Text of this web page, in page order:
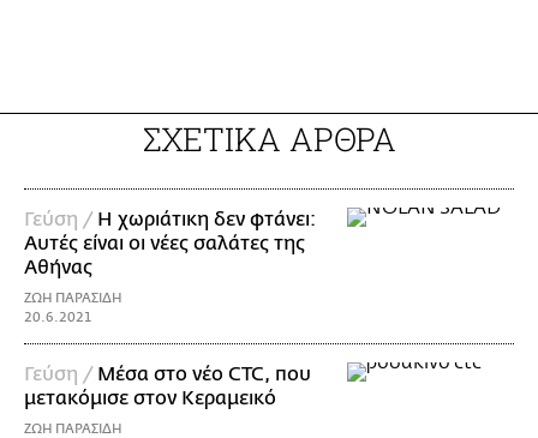
ΣΧΕΤΙΚΑ ΑΡΘΡΑ
Γεύση / Η χωριάτικη δεν φτάνει:
Αυτές είναι οι νέες σαλάτες της
Αθήνας
ΖΩΗ ΠΑΡΑΣΙΔΗ
20.6.2021
Γεύση / Μέσα στο νέο CTC, που
μετακόμισε στον Κεραμεικό
ΖΩΗ ΠΑΡΑΣΙΔΗ